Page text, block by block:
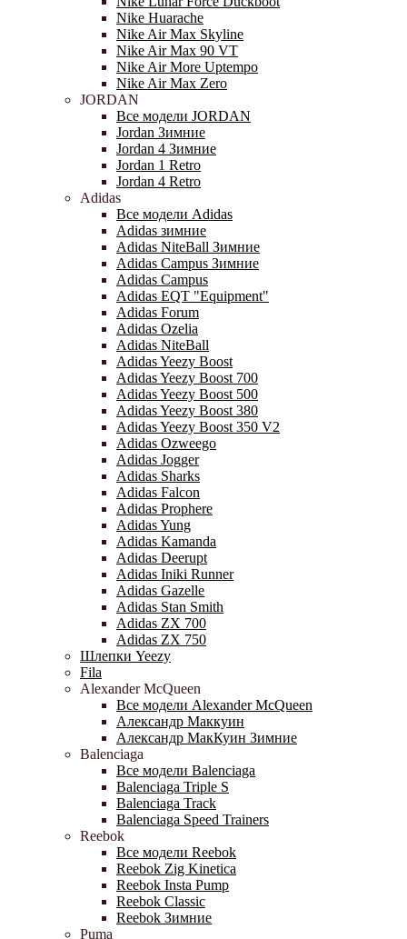
Nike Huarache
Nike Air Max Skyline
Nike Air Max 90 VT
Nike Air More Uptempo
Nike Air Max Zero
JORDAN
Все модели JORDAN
Jordan Зимние
Jordan 4 Зимние
Jordan 1 Retro
Jordan 4 Retro
Adidas
Все модели Adidas
Adidas зимние
Adidas NiteBall Зимние
Adidas Campus Зимние
Adidas Campus
Adidas EQT "Equipment"
Adidas Forum
Adidas Ozelia
Adidas NiteBall
Adidas Yeezy Boost
Adidas Yeezy Boost 700
Adidas Yeezy Boost 500
Adidas Yeezy Boost 380
Adidas Yeezy Boost 350 V2
Adidas Ozweego
Adidas Jogger
Adidas Sharks
Adidas Falcon
Adidas Prophere
Adidas Yung
Adidas Kamanda
Adidas Deerupt
Adidas Iniki Runner
Adidas Gazelle
Adidas Stan Smith
Adidas ZX 700
Adidas ZX 750
Шлепки Yeezy
Fila
Alexander McQueen
Все модели Alexander McQueen
Александр Маккуин
Александр МакКуин Зимние
Balenciaga
Все модели Balenciaga
Balenciaga Triple S
Balenciaga Track
Balenciaga Speed Trainers
Reebok
Все модели Reebok
Reebok Zig Kinetica
Reebok Insta Pump
Reebok Classic
Reebok Зимние
Puma